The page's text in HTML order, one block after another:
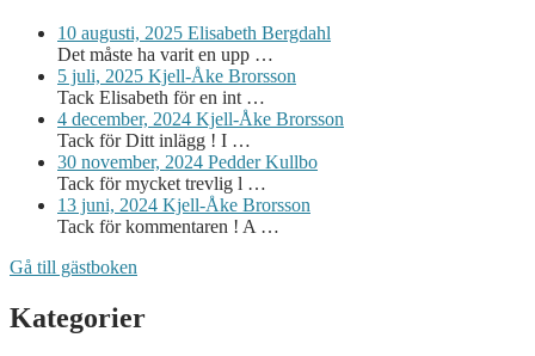
10 augusti, 2025 Elisabeth Bergdahl
Det måste ha varit en upp …
5 juli, 2025 Kjell-Åke Brorsson
Tack Elisabeth för en int …
4 december, 2024 Kjell-Åke Brorsson
Tack för Ditt inlägg ! I …
30 november, 2024 Pedder Kullbo
Tack för mycket trevlig l …
13 juni, 2024 Kjell-Åke Brorsson
Tack för kommentaren ! A …
Gå till gästboken
Kategorier